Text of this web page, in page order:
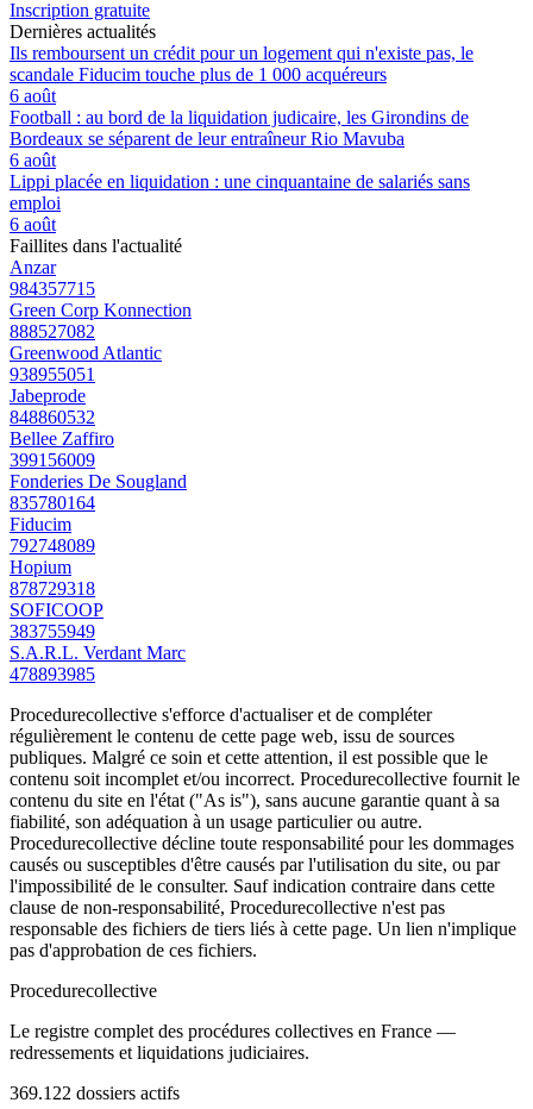
Inscription gratuite
Dernières actualités
Ils remboursent un crédit pour un logement qui n'existe pas, le
scandale Fiducim touche plus de 1 000 acquéreurs
6 août
Football : au bord de la liquidation judicaire, les Girondins de
Bordeaux se séparent de leur entraîneur Rio Mavuba
6 août
Lippi placée en liquidation : une cinquantaine de salariés sans
emploi
6 août
Faillites dans l'actualité
Anzar
984357715
Green Corp Konnection
888527082
Greenwood Atlantic
938955051
Jabeprode
848860532
Bellee Zaffiro
399156009
Fonderies De Sougland
835780164
Fiducim
792748089
Hopium
878729318
SOFICOOP
383755949
S.A.R.L. Verdant Marc
478893985
Procedurecollective s'efforce d'actualiser et de compléter
régulièrement le contenu de cette page web, issu de sources
publiques. Malgré ce soin et cette attention, il est possible que le
contenu soit incomplet et/ou incorrect. Procedurecollective fournit le
contenu du site en l'état ("As is"), sans aucune garantie quant à sa
fiabilité, son adéquation à un usage particulier ou autre.
Procedurecollective décline toute responsabilité pour les dommages
causés ou susceptibles d'être causés par l'utilisation du site, ou par
l'impossibilité de le consulter. Sauf indication contraire dans cette
clause de non-responsabilité, Procedurecollective n'est pas
responsable des fichiers de tiers liés à cette page. Un lien n'implique
pas d'approbation de ces fichiers.
Procedurecollective
Le registre complet des procédures collectives en France —
redressements et liquidations judiciaires.
369.122 dossiers actifs